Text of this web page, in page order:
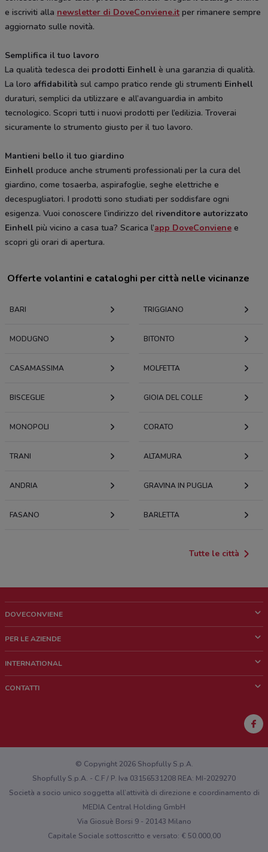
e iscriviti alla newsletter di DoveConviene.it per rimanere sempre
aggiornato sulle novità.
Semplifica il tuo lavoro
La qualità tedesca dei prodotti Einhell è una garanzia di qualità.
La loro affidabilità sul campo pratico rende gli strumenti Einhell
duraturi, semplici da utilizzare e all’avanguardia in ambito
tecnologico. Scopri tutti i nuovi prodotti per l’edilizia. Troverai
sicuramente lo strumento giusto per il tuo lavoro.
Mantieni bello il tuo giardino
Einhell produce anche strumenti professionali per la cura del
giardino, come tosaerba, aspirafoglie, seghe elettriche e
decespugliatori. I prodotti sono studiati per soddisfare ogni
esigenza. Vuoi conoscere l’indirizzo del rivenditore autorizzato
Einhell più vicino a casa tua? Scarica l’app DoveConviene e
scopri gli orari di apertura.
Offerte volantini e cataloghi per città nelle vicinanze
BARI TRIGGIANO
MODUGNO BITONTO
CASAMASSIMA MOLFETTA
BISCEGLIE GIOIA DEL COLLE
MONOPOLI CORATO
TRANI ALTAMURA
ANDRIA GRAVINA IN PUGLIA
FASANO BARLETTA
Tutte le città
DOVECONVIENE
Chi siamo
Lavora con noi
PER LE AZIENDE
Richieste commerciali e marketing
INTERNATIONAL
CONTATTI
Hai un malfunzionamento sul web o sull'app?
© Copyright 2026 Shopfully S.p.A.
Shopfully S.p.A. - C.F / P. Iva 03156531208 REA: MI-2029270
Società a socio unico soggetta all’attività di direzione e coordinamento di
MEDIA Central Holding GmbH
Via Giosuè Borsi 9 - 20143 Milano
Capitale Sociale sottoscritto e versato: € 50.000,00